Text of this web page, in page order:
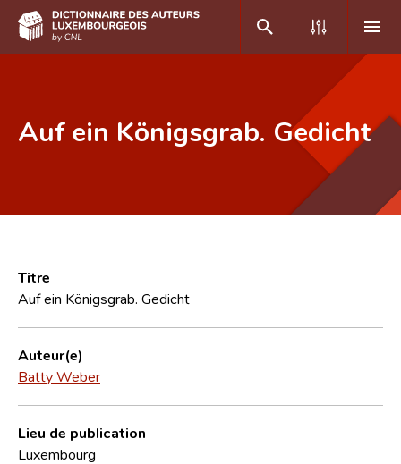
Foire aux questions
CNL
Équipe scientifique
Contact
Auf ein Königsgrab. Gedicht
Titre
Auf ein Königsgrab. Gedicht
Auteur(e)
Batty Weber
Lieu de publication
Luxembourg